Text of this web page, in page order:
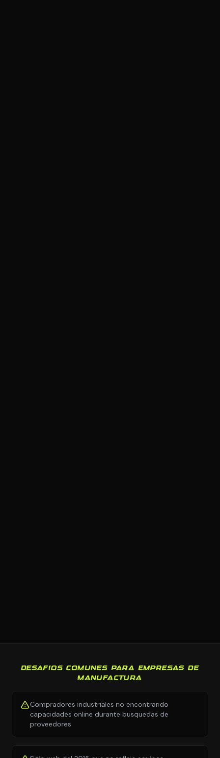
DESAFIOS COMUNES PARA EMPRESAS DE
MANUFACTURA
Compradores industriales no encontrando
capacidades online durante busquedas de
proveedores